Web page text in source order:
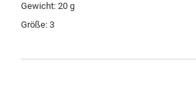
Gewicht: 20 g
Größe: 3